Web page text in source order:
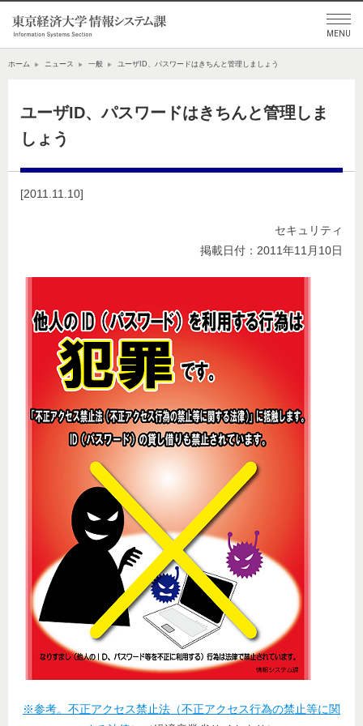
ホーム ニュース 一般 ユーザID、パスワードはきちんと管理しましょう
ユーザID、パスワードはきちんと管理しま
しょう
[2011.11.10]
セキュリティ
掲載日付：2011年11月10日
※参考。不正アクセス禁止法（不正アクセス行為の禁止等に関